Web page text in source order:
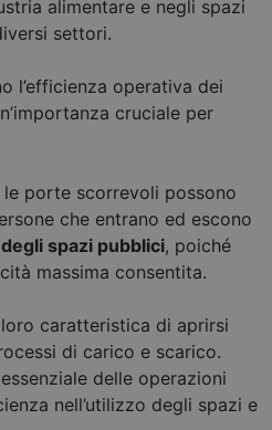
alimentare e negli spazi
settori.
l’efficienza operativa dei
cruciale per
le porte scorrevoli possono
che entrano ed escono
spazi pubblici, poiché
massima consentita.
caratteristica di aprirsi
di carico e scarico.
delle operazioni
nell’utilizzo degli spazi e